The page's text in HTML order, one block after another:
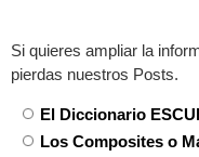
Si quieres ampliar la
pierdas nuestros Posts.
El Diccionario
Los Composites o